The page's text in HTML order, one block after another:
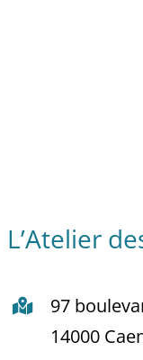
L’Atelier
97
14000